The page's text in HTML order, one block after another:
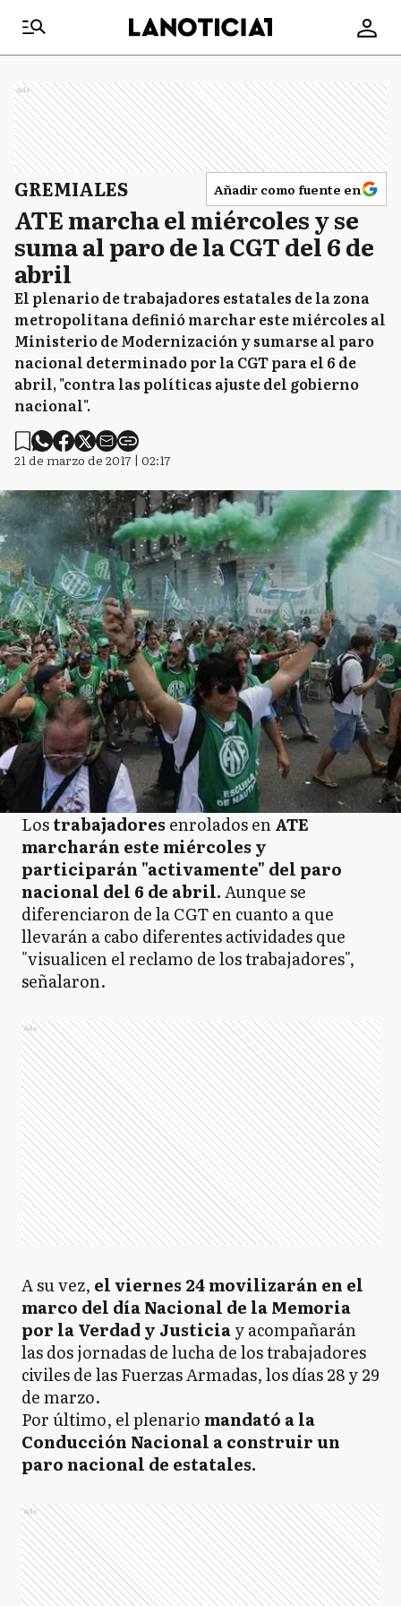
Ads
GREMIALES Añadir como fuente en
ATE marcha el miércoles y se
suma al paro de la CGT del 6 de
abril
El plenario de trabajadores estatales de la zona
metropolitana definió marchar este miércoles al
Ministerio de Modernización y sumarse al paro
nacional determinado por la CGT para el 6 de
abril, "contra las políticas ajuste del gobierno
nacional".
21 de marzo de 2017 | 02:17
Lostrabajadores enrolados enATE
marcharán este miércoles y
participarán "activamente" del paro
nacional del 6 de abril.Aunque se
diferenciaron de la CGT en cuanto a que
llevarán a cabo diferentes actividades que
"visualicen el reclamo de los trabajadores",
señalaron.
Ads
A su vez, el viernes 24 movilizarán en el
marco del día Nacional de la Memoria
por la Verdad y Justiciay acompañarán
las dos jornadas de lucha de los trabajadores
civiles de las Fuerzas Armadas, los días 28 y 29
de marzo.
Por último, el plenario mandató a la
Conducción Nacional a construir un
paro nacional de estatales.
Ads